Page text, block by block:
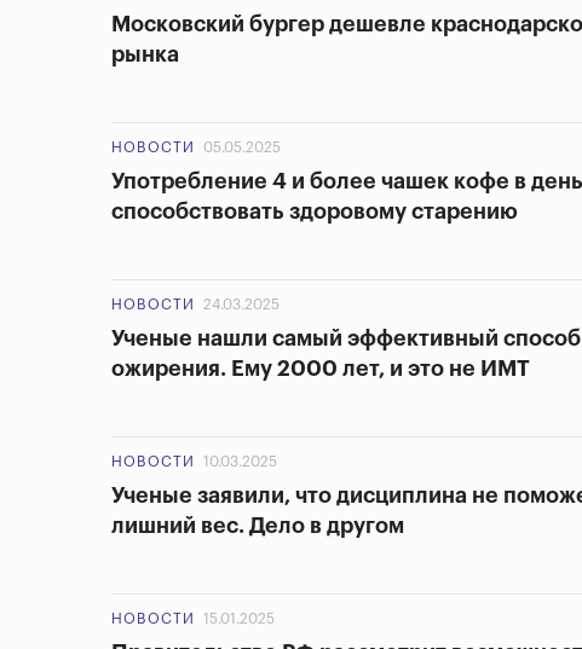
Московский бургер дешевле
рынка
НОВОСТИ 05.05.2025
Употребление 4 и более чашек кофе в
способствовать здоровому старению
НОВОСТИ 24.03.2025
Ученые нашли самый эффективный способ
ожирения. Ему 2000 лет, и это не ИМТ
НОВОСТИ 10.03.2025
Ученые заявили, что дисциплина не
лишний вес. Дело в другом
НОВОСТИ 15.01.2025